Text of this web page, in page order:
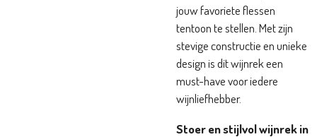
jouw favoriete flessen
tentoon te stellen. Met zijn
stevige constructie en unieke
design is dit wijnrek een
must-have voor iedere
wijnliefhebber.
Stoer en stijlvol wijnrek in